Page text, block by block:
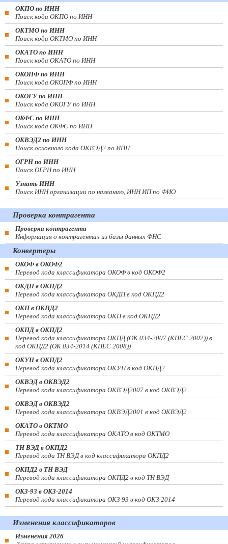
ОКПО по ИНН
Поиск кода ОКПО по ИНН
ОКТМО по ИНН
Поиск кода ОКТМО по ИНН
ОКАТО по ИНН
Поиск кода ОКАТО по ИНН
ОКОПФ по ИНН
Поиск кода ОКОПФ по ИНН
ОКОГУ по ИНН
Поиск кода ОКОГУ по ИНН
ОКФС по ИНН
Поиск кода ОКФС по ИНН
ОКВЭД2 по ИНН
Поиск основного кода ОКВЭД2 по ИНН
ОГРН по ИНН
Поиск ОГРН по ИНН
Узнать ИНН
Поиск ИНН организации по названию, ИНН ИП по ФИО
Проверка контрагента
Проверка контрагента
Информация о контрагентах из базы данных ФНС
Конвертеры
ОКОФ в ОКОФ2
Перевод кода классификатора ОКОФ в код ОКОФ2
ОКДП в ОКПД2
Перевод кода классификатора ОКДП в код ОКПД2
ОКП в ОКПД2
Перевод кода классификатора ОКП в код ОКПД2
ОКПД в ОКПД2
Перевод кода классификатора ОКПД (ОК 034-2007 (КПЕС 2002)) в
код ОКПД2 (ОК 034-2014 (КПЕС 2008))
ОКУН в ОКПД2
Перевод кода классификатора ОКУН в код ОКПД2
ОКВЭД в ОКВЭД2
Перевод кода классификатора ОКВЭД2007 в код ОКВЭД2
ОКВЭД в ОКВЭД2
Перевод кода классификатора ОКВЭД2001 в код ОКВЭД2
ОКАТО в ОКТМО
Перевод кода классификатора ОКАТО в код ОКТМО
ТН ВЭД в ОКПД2
Перевод кода ТН ВЭД в код классификатора ОКПД2
ОКПД2 в ТН ВЭД
Перевод кода классификатора ОКПД2 в код ТН ВЭД
ОКЗ-93 в ОКЗ-2014
Перевод кода классификатора ОКЗ-93 в код ОКЗ-2014
Изменения классификаторов
Изменения 2026